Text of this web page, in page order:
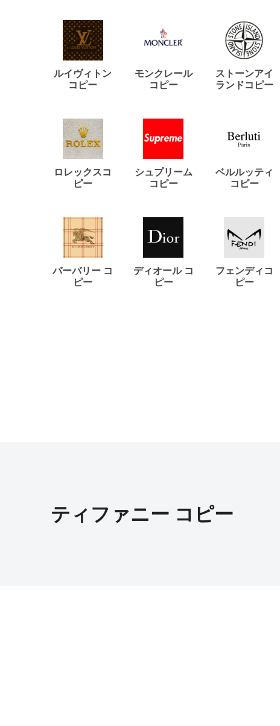
ルイヴィトン
コピー
モンクレール
コピー
ストーンアイ
ランドコピー
ロレックスコ
ピー
シュプリーム
コピー
ベルルッティ
コピー
バーバリー コ
ピー
ディオール コ
ピー
フェンディコ
ピー
ティファニー コピー